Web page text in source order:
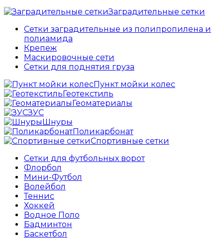
Заградительные сетки
Сетки заградительные из полипропилена и
полиамида
Крепеж
Маскировочные сети
Сетки для поднятия груза
Пункт мойки колес
Геотекстиль
Геоматериалы
ЗУС
Шнуры
Поликарбонат
Спортивные сетки
Сетки для футбольных ворот
Флорбол
Мини-Футбол
Волейбол
Теннис
Хоккей
Водное Поло
Бадминтон
Баскетбол